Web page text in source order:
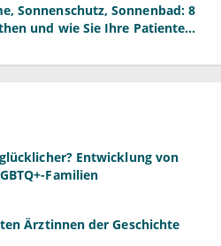
Sonnenschutz, Sonnenbad: 8
und wie Sie Ihre Patienten
Entwicklung von
Familien
Ärztinnen der Geschichte